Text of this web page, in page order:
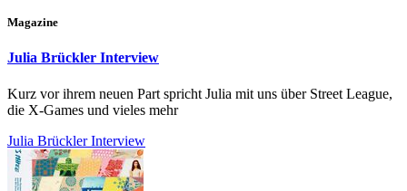
Magazine
Julia Brückler Interview
Kurz vor ihrem neuen Part spricht Julia mit uns über Street League,
die X-Games und vieles mehr
Julia Brückler Interview